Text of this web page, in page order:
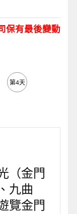
保有最後變動
第4天
（金門
九曲
覽金門